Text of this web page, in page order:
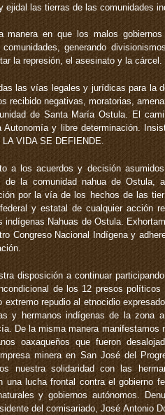
ejidal las tierras de las comunidades
manera en que los malos
generando
la represión, el asesinato y la cárcel.
las vías legales y jurídicas para la
recibido negativas, moratorias,
de Santa María Ostula. El
Autonomía y libre determinación.
VIDA SE DEFIENDE.
a los acuerdos y decisión
de la comunidad nahua de Ostula,
por la vía de los hechos de las
y estatal de cualquier acción
indígenas Nahuas de Ostula.
Congreso Nacional Indígena y
disposición a continuar
de los 12 presos
extremo repudio al etnocidio
y hermanos indígenas de la zona
De la misma manera manifestamos
oaxaqueños que fueron
minera en San José del
nuestra solidaridad con las
una lucha frontal contra el gobierno
y gobiernos autónomos.
del comisariado, José Antonio